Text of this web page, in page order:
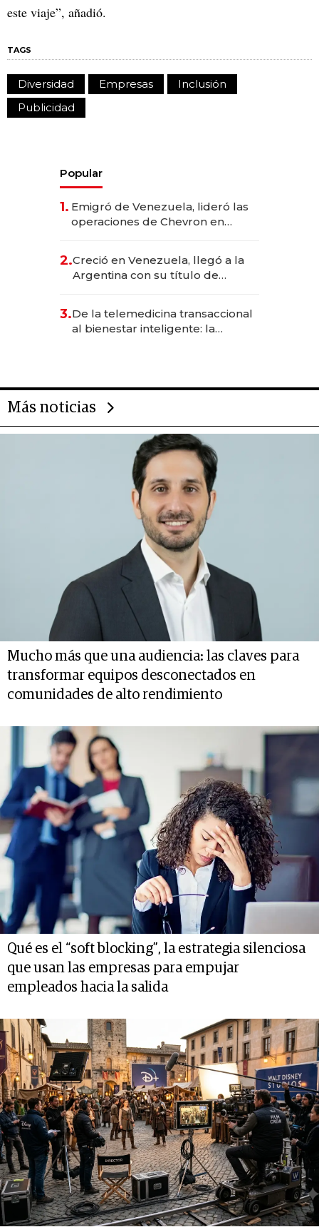
este viaje”, añadió.
TAGS
Diversidad Empresas
Inclusión
Publicidad
Popular
1. Emigró de Venezuela, lideró las
operaciones de Chevron en
2.Creció en Venezuela, llegó a la
Argentina con su título de
las marcas "fast premium"
3.De la telemedicina transaccional
al bienestar inteligente: la
Más noticias
Mucho más que una audiencia: las claves para
transformar equipos desconectados en
comunidades de alto rendimiento
Qué es el “soft blocking”, la estrategia silenciosa
que usan las empresas para empujar
empleados hacia la salida